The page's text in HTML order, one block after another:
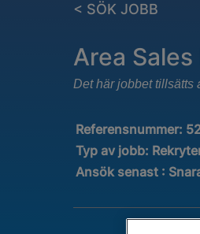
< SÖK JOBB
Area
Det här jobbet tillsätts
Referensnummer:
Typ av jobb:
Ansök senast :